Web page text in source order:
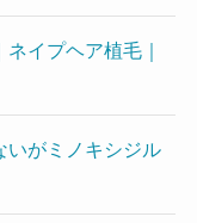
イプヘア植毛｜
いがミノキシジル